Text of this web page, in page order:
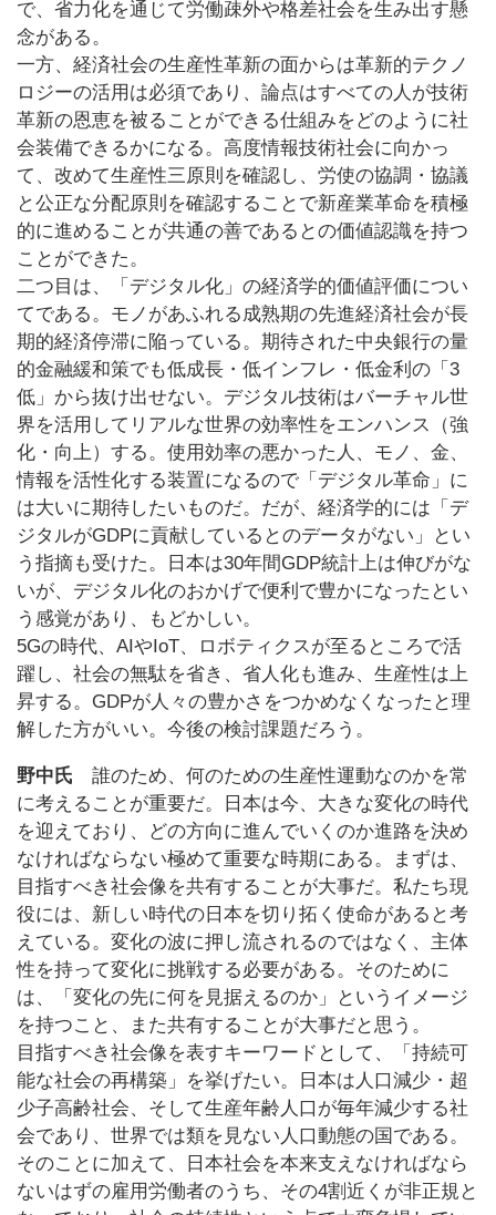
で、省力化を通じて労働疎外や格差社会を生み出す懸
念がある。
一方、経済社会の生産性革新の面からは革新的テクノ
ロジーの活用は必須であり、論点はすべての人が技術
革新の恩恵を被ることができる仕組みをどのように社
会装備できるかになる。高度情報技術社会に向かっ
て、改めて生産性三原則を確認し、労使の協調・協議
と公正な分配原則を確認することで新産業革命を積極
的に進めることが共通の善であるとの価値認識を持つ
ことができた。
二つ目は、「デジタル化」の経済学的価値評価につい
てである。モノがあふれる成熟期の先進経済社会が長
期的経済停滞に陥っている。期待された中央銀行の量
的金融緩和策でも低成長・低インフレ・低金利の「3
低」から抜け出せない。デジタル技術はバーチャル世
界を活用してリアルな世界の効率性をエンハンス（強
化・向上）する。使用効率の悪かった人、モノ、金、
情報を活性化する装置になるので「デジタル革命」に
は大いに期待したいものだ。だが、経済学的には「デ
ジタルがGDPに貢献しているとのデータがない」とい
う指摘も受けた。日本は30年間GDP統計上は伸びがな
いが、デジタル化のおかげで便利で豊かになったとい
う感覚があり、もどかしい。
5Gの時代、AIやIoT、ロボティクスが至るところで活
躍し、社会の無駄を省き、省人化も進み、生産性は上
昇する。GDPが人々の豊かさをつかめなくなったと理
解した方がいい。今後の検討課題だろう。
野中氏 誰のため、何のための生産性運動なのかを常
に考えることが重要だ。日本は今、大きな変化の時代
を迎えており、どの方向に進んでいくのか進路を決め
なければならない極めて重要な時期にある。まずは、
目指すべき社会像を共有することが大事だ。私たち現
役には、新しい時代の日本を切り拓く使命があると考
えている。変化の波に押し流されるのではなく、主体
性を持って変化に挑戦する必要がある。そのために
は、「変化の先に何を見据えるのか」というイメージ
を持つこと、また共有することが大事だと思う。
目指すべき社会像を表すキーワードとして、「持続可
能な社会の再構築」を挙げたい。日本は人口減少・超
少子高齢社会、そして生産年齢人口が毎年減少する社
会であり、世界では類を見ない人口動態の国である。
そのことに加えて、日本社会を本来支えなければなら
ないはずの雇用労働者のうち、その4割近くが非正規と